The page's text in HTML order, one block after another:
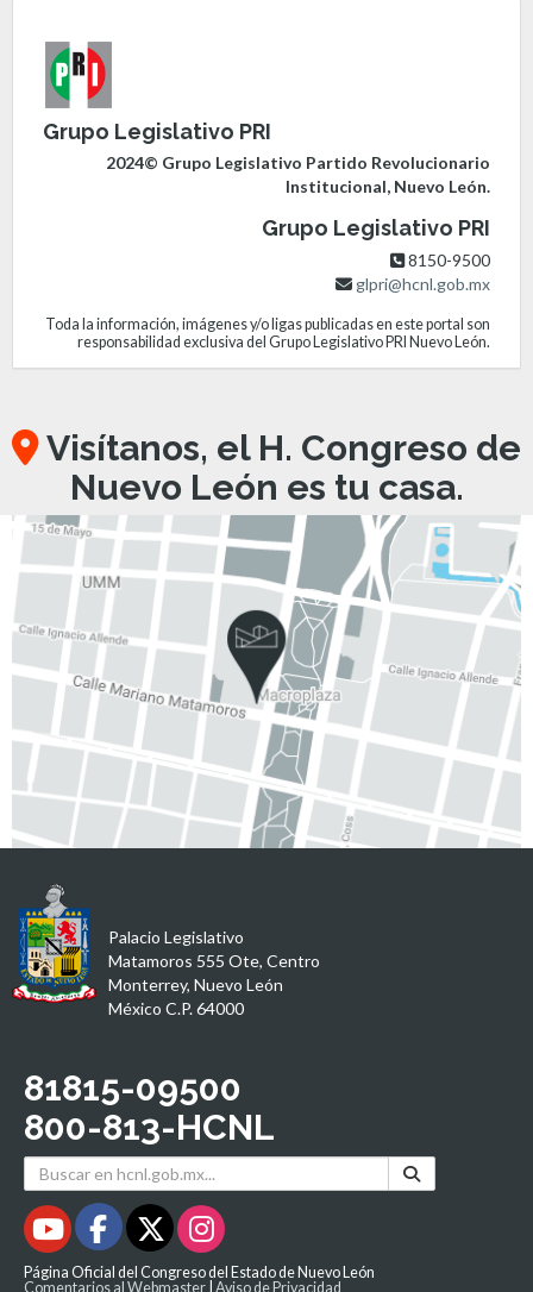
Grupo Legislativo PRI
2024© Grupo Legislativo Partido Revolucionario
Institucional, Nuevo León.
Grupo Legislativo PRI
8150-9500
glpri@hcnl.gob.mx
Toda la información, imágenes y/o ligas publicadas en este portal son
responsabilidad exclusiva del Grupo Legislativo PRI Nuevo León.
Visítanos, el H. Congreso de
Nuevo León es tu casa.
Palacio Legislativo
Matamoros 555 Ote, Centro
Monterrey, Nuevo León
México C.P. 64000
81815-09500
800-813-HCNL
Página Oficial del Congreso del Estado de Nuevo León
Comentarios al Webmaster Aviso de Privacidad